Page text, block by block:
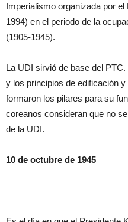
Imperialismo organizada por
1994) en el periodo de la
(1905-1945).
La UDI sirvió de base del
y los principios de edificación
formaron los pilares para su
coreanos consideran que no
de la UDI.
10 de octubre de 1945